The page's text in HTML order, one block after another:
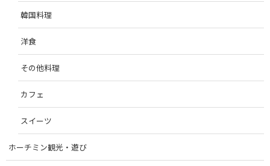
韓国料理
洋食
その他料理
カフェ
スイーツ
ホーチミン観光・遊び